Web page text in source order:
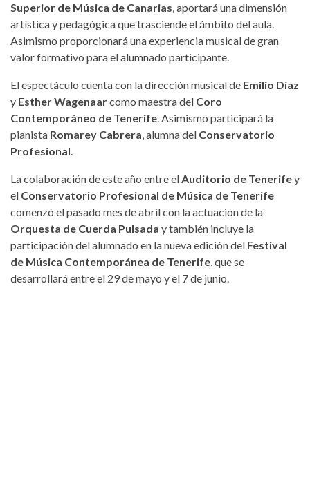
Superior de Música de Canarias, aportará una dimensión
artística y pedagógica que trasciende el ámbito del aula.
Asimismo proporcionará una experiencia musical de gran
valor formativo para el alumnado participante.
El espectáculo cuenta con la dirección musical de Emilio Díaz
y Esther Wagenaarcomo maestra del Coro
Contemporáneo de Tenerife. Asimismo participará la
pianista Romarey Cabrera, alumna del Conservatorio
Profesional.
La colaboración de este año entre elAuditorio de Tenerifey
el Conservatorio Profesional de Música de Tenerife
comenzó el pasado mes de abril con la actuación de la
Orquesta de Cuerda Pulsada y también incluye la
participación del alumnado en la nueva edición del Festival
de Música Contemporánea de Tenerife, que se
desarrollará entre el 29 de mayo y el 7 de junio.